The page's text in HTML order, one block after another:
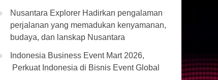
Nusantara Explorer Hadirkan pengalaman
perjalanan yang memadukan kenyamanan,
budaya, dan lanskap Nusantara
Indonesia Business Event Mart 2026,
Perkuat Indonesia di Bisnis Event Global